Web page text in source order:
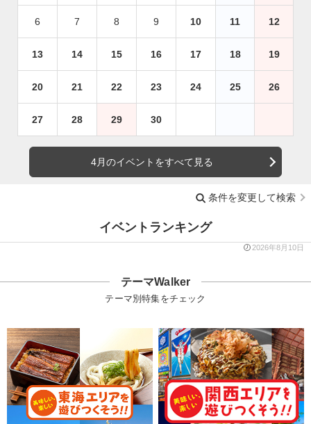
6 7 8 9 10 11 12
13 14 15 16 17 18 19
20 21 22 23 24 25 26
27 28 29 30
4月のイベントをすべて見る
条件を変更して検索
イベントランキング
2026年8月10日
テーマWalker
テーマ別特集をチェック